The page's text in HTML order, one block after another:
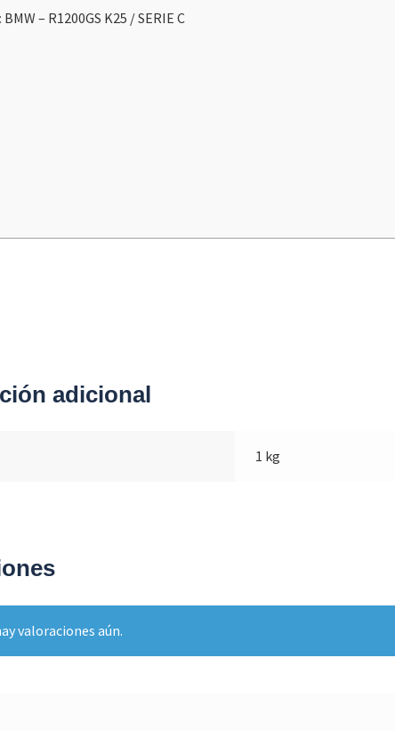
BMW – R1200GS K25 / SERIE C
adicional
1 kg
valoraciones aún.